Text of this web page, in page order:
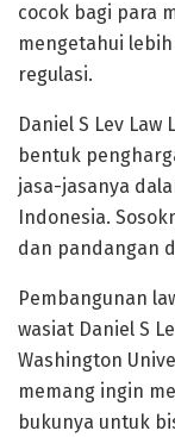
cocok bagi para
mengetahui
regulasi.
Daniel S Lev
bentuk
jasa-jasanya
Indonesia.
dan pandangan
Pembangunan
wasiat Daniel S
Washington
memang ingin
bukunya untuk